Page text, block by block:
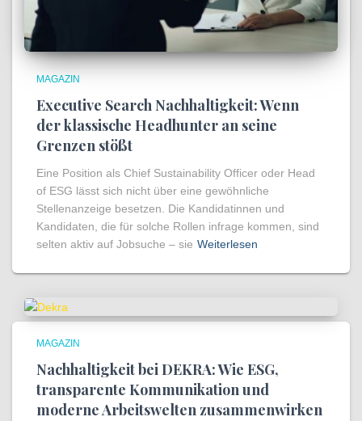
MAGAZIN
Executive Search Nachhaltigkeit: Wenn
der klassische Headhunter an seine
Grenzen stößt
Eine Position als Chief Sustainability Officer oder Head
of ESG lässt sich nicht über eine gewöhnliche
Stellenanzeige besetzen. Die Kandidatinnen und
Kandidaten, die für solche Rollen infrage kommen, sind
selten aktiv auf Jobsuche – sie Weiterlesen
MAGAZIN
Nachhaltigkeit bei DEKRA: Wie ESG,
transparente Kommunikation und
moderne Arbeitswelten zusammenwirken